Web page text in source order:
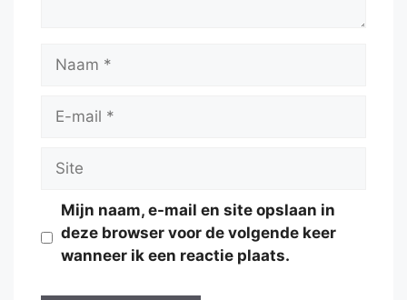
Naam
Site
Mijn naam, e-mail en site opslaan in
deze browser voor de volgende keer
wanneer ik een reactie plaats.